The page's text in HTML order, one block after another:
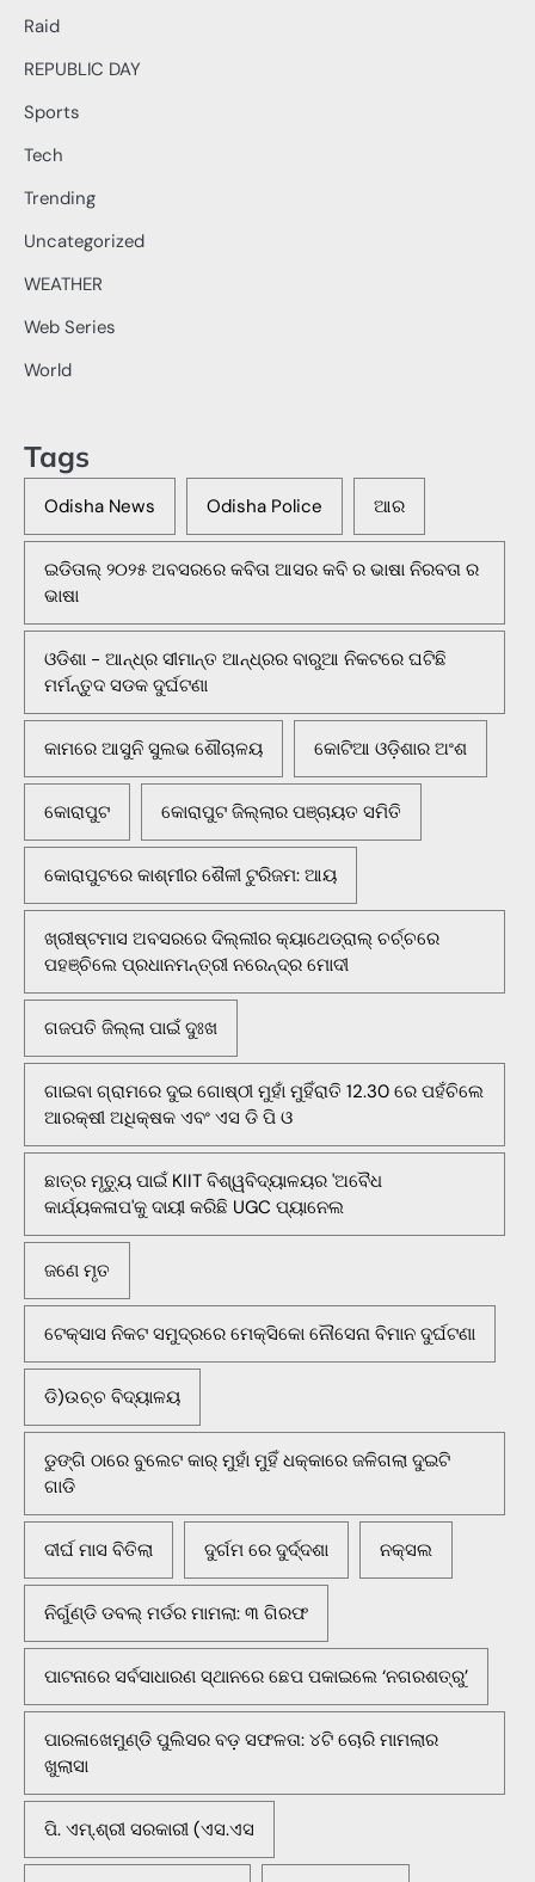
Raid
REPUBLIC DAY
Sports
Tech
Trending
Uncategorized
WEATHER
Web Series
World
Tags
Odisha News Odisha Police ଆର
ଇଡିତାଲ୍ ୨୦୨୫ ଅବସରରେ କବିତା ଆସର କବି ର ଭାଷା ନିରବତା ର
ଭାଷା
ଓଡିଶା - ଆନ୍ଧ୍ର ସୀମାନ୍ତ ଆନ୍ଧ୍ରର ବାରୁଆ ନିକଟରେ ଘଟିଛି
ମର୍ମନ୍ତୁଦ ସଡକ ଦୁର୍ଘଟଣା
କାମରେ ଆସୁନି ସୁଲଭ ଶୌଚାଳୟ କୋଟିଆ ଓଡ଼ିଶାର ଅଂଶ
କୋରାପୁଟ କୋରାପୁଟ ଜିଲ୍ଲାର ପଞ୍ଚାୟତ ସମିତି
କୋରାପୁଟରେ କାଶ୍ମୀର ଶୈଳୀ ଟୁରିଜମ: ଆୟ
ଖ୍ରୀଷ୍ଟମାସ ଅବସରରେ ଦିଲ୍ଲୀର କ୍ୟାଥେଡ୍ରାଲ୍ ଚର୍ଚ୍ଚରେ
ପହଞ୍ଚିଲେ ପ୍ରଧାନମନ୍ତ୍ରୀ ନରେନ୍ଦ୍ର ମୋଦୀ
ଗଜପତି ଜିଲ୍ଲା ପାଇଁ ଦୁଃଖ
ଗାଇବା ଗ୍ରାମରେ ଦୁଇ ଗୋଷ୍ଠୀ ମୁହାଁ ମୁହିଁରାତି 12.30 ରେ ପହଁଚିଲେ
ଆରକ୍ଷୀ ଅଧିକ୍ଷକ ଏବଂ ଏସ ଡି ପି ଓ
ଛାତ୍ର ମୃତ୍ୟୁ ପାଇଁ KIIT ବିଶ୍ୱବିଦ୍ୟାଳୟର 'ଅବୈଧ
କାର୍ଯ୍ୟକଳାପ'କୁ ଦାୟୀ କରିଛି UGC ପ୍ୟାନେଲ
ଜଣେ ମୃତ
ଟେକ୍ସାସ ନିକଟ ସମୁଦ୍ରରେ ମେକ୍ସିକୋ ନୌସେନା ବିମାନ ଦୁର୍ଘଟଣା
ଡି)ଉଚ୍ଚ ବିଦ୍ୟାଳୟ
ଡୁଙ୍ଗି ଠାରେ ବୁଲେଟ କାର୍ ମୁହାଁ ମୁହିଁ ଧକ୍କାରେ ଜଳିଗଲା ଦୁଇଟି
ଗାଡି
ଦୀର୍ଘ ମାସ ବିତିଲା ଦୁର୍ଗମ ରେ ଦୁର୍ଦ୍ଦଶା ନକ୍ସଲ
ନିର୍ଗୁଣ୍ଡି ଡବଲ୍ ମର୍ଡର ମାମଲା: ୩ ଗିରଫ
ପାଟନାରେ ସର୍ବସାଧାରଣ ସ୍ଥାନରେ ଛେପ ପକାଇଲେ ‘ନଗରଶତ୍ରୁ’
ପାରଳାଖେମୁଣ୍ଡି ପୁଲିସର ବଡ଼ ସଫଳତା: ୪ଟି ଚୋରି ମାମଲାର
ଖୁଲାସା
ପି. ଏମ୍.ଶ୍ରୀ ସରକାରୀ (ଏସ.ଏସ